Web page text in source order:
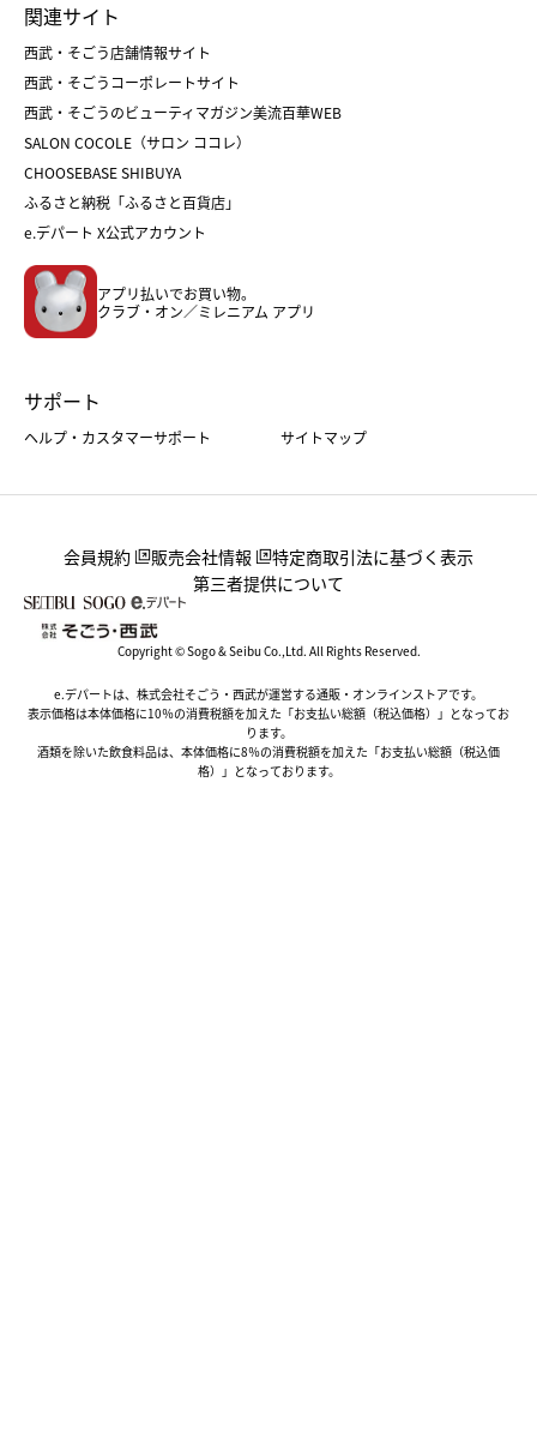
父の日
クリスマスケーキ
ホワイトデー
菓子折り
和菓子
人気のギフト
バレンタイン
ホワイトデー
おせち
フード
ホーム・キッチン＆アート
関連サイト
西武・そごう店舗情報サイト
西武・そごうコーポレートサイト
西武・そごうのビューティマガジン美流百華WEB
SALON COCOLE（サロン ココレ）
CHOOSEBASE SHIBUYA
ふるさと納税「ふるさと百貨店」
e.デパート X公式アカウント
アプリ払いでお買い物。
クラブ・オン／ミレニアム アプリ
サポート
ヘルプ・カスタマーサポート サイトマップ
会員規約 販売会社情報
特定商取引法に基づく表示
第三者提供について
Copyright © Sogo & Seibu Co.,Ltd. All Rights Reserved.
e.デパートは、株式会社そごう・西武が運営する通販・オンラインストアです。
表示価格は本体価格に10％の消費税額を加えた「お支払い総額（税込価格）」となってお
ります。
酒類を除いた飲食料品は、本体価格に8％の消費税額を加えた「お支払い総額（税込価
格）」となっております。